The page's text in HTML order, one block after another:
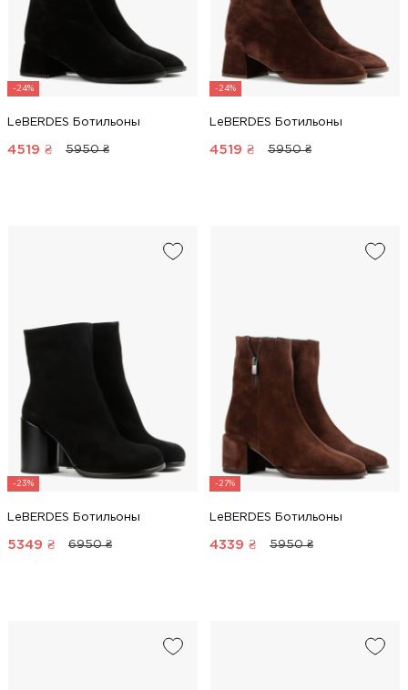
-24%
LeBERDES Ботильоны
4519 ₴ 5950 ₴
-24%
LeBERDES Ботильоны
4519 ₴ 5950 ₴
-23%
LeBERDES Ботильоны
5349 ₴ 6950 ₴
-27%
LeBERDES Ботильоны
4339 ₴ 5950 ₴